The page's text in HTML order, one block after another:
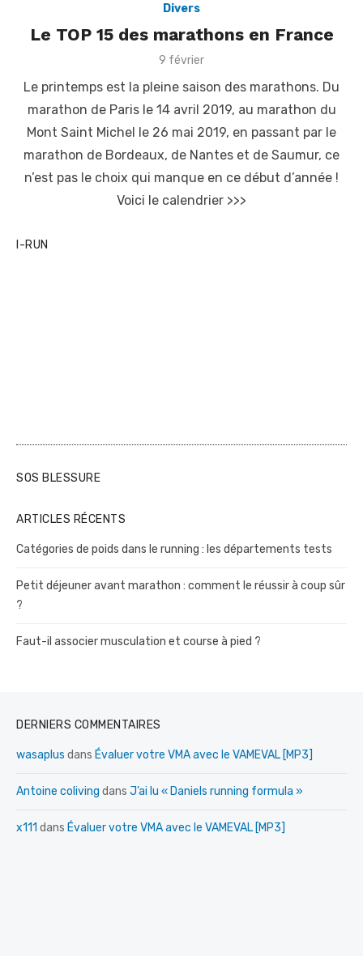
Divers
Le TOP 15 des marathons en France
P
s
t
e
d
n
9 février
Le printemps est la pleine saison des marathons. Du
marathon de Paris le 14 avril 2019, au marathon du
Mont Saint Michel le 26 mai 2019, en passant par le
marathon de Bordeaux, de Nantes et de Saumur, ce
n’est pas le choix qui manque en ce début d’année !
Voici le calendrier >>>
I-RUN
SOS BLESSURE
ARTICLES RÉCENTS
Catégories de poids dans le running : les départements tests
Petit déjeuner avant marathon : comment le réussir à coup sûr
?
Faut-il associer musculation et course à pied ?
DERNIERS COMMENTAIRES
wasaplus dans Évaluer votre VMA avec le VAMEVAL [MP3]
Antoine coliving dans J’ai lu « Daniels running formula »
x111 dans Évaluer votre VMA avec le VAMEVAL [MP3]